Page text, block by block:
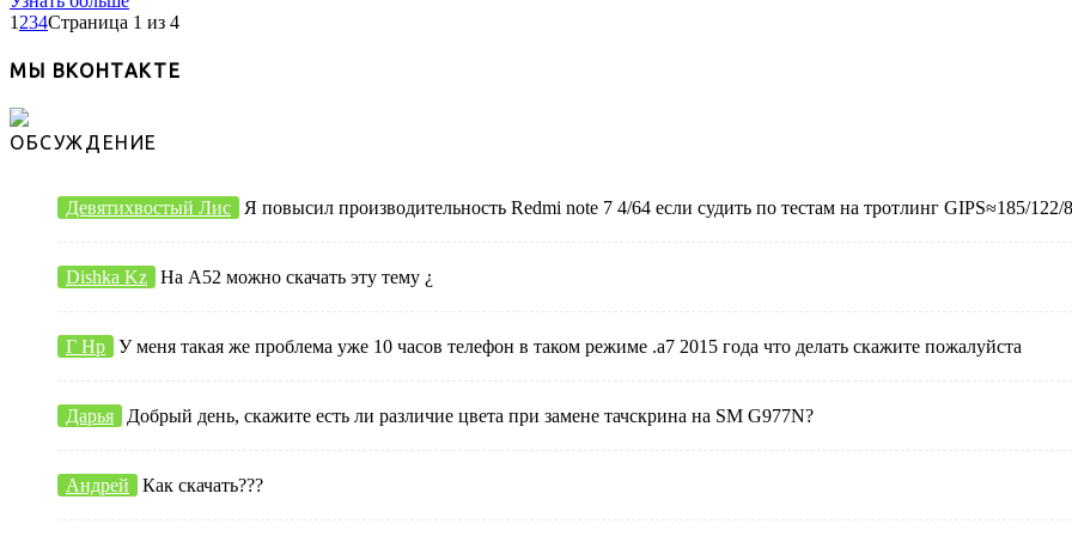
1 234Страница 1 из 4
МЫ ВКОНТАКТЕ
ОБСУЖДЕНИЕ
Девятихвостый Лис Я повысил производительность Redmi note 7 4/64 если судить по тестам на тротлинг GIPS≈185/122/
Dishka Kz На А52 можно скачать эту тему ¿
Г Нр У меня такая же проблема уже 10 часов телефон в таком режиме .а7 2015 года что делать скажите пожалуйста
Дарья Добрый день, скажите есть ли различие цвета при замене тачскрина на SM G977N?
Андрей Как скачать???